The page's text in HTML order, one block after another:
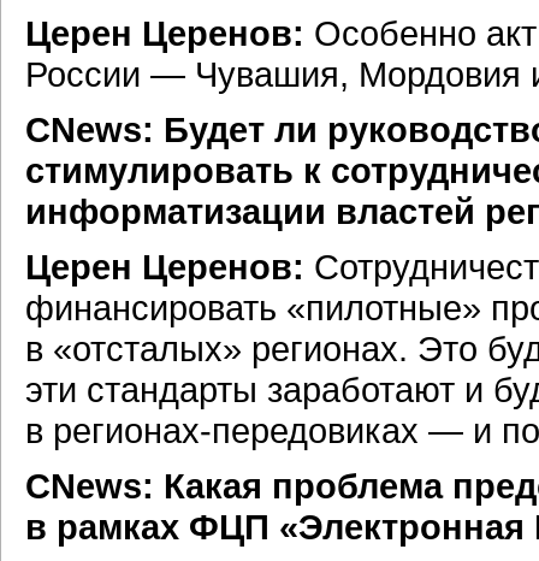
Церен Церенов: Особенно
России — Чувашия, Мордовия
СNews: Будет ли
стимулировать к
информатизации властей
Церен Церенов:
финансировать «пилотные»
в «отсталых» регионах. Это
эти стандарты заработают и
в регионах-передовиках — и
СNews: Какая проблема
в рамках ФЦП «Электронная